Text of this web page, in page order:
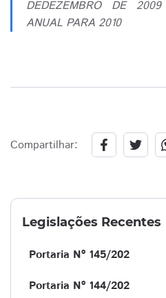
DEDEZEMBRO DE
ANUAL PARA 2010
Compartilhar:
Legislações Recentes
Portaria Nº 145/202
Portaria Nº 144/202